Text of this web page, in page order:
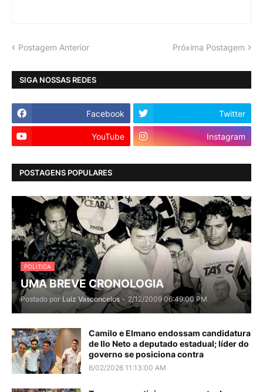
Postagem Anterior Próxima Postagem
SIGA NOSSAS REDES
Facebook Twitter
YouTube Instagram
POSTAGENS POPULARES
POLITICA
UMA BREVE CRONOLOGIA
Postado por Luiz Vasconcelos - 2/12/2009 06:49:00 PM
Camilo e Elmano endossam candidatura
de Ilo Neto a deputado estadual; líder do
governo se posiciona contra
8/02/2026 11:13:00 AM